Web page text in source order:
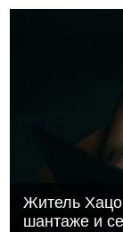
Житель
шантаже и